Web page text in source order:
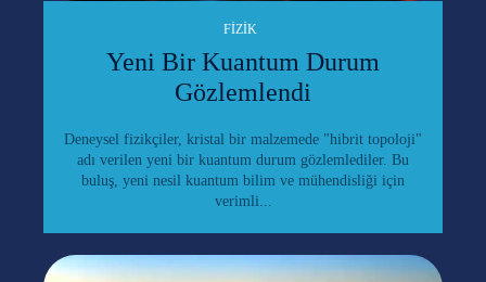
FIZIK
Yeni Bir Kuantum Durum
Gözlemlendi
Deneysel fizikçiler, kristal bir malzemede "hibrit topoloji"
adı verilen yeni bir kuantum durum gözlemlediler. Bu
buluş, yeni nesil kuantum bilim ve mühendisliği için
verimli...